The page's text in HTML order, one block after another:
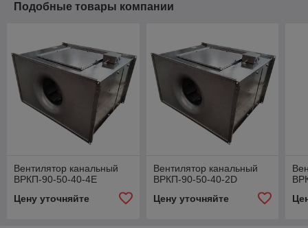
Подобные товары компании
Вентилятор канальный
ВРКП-90-50-40-4E
Цену уточняйте
Вентилятор канальный
ВРКП-90-50-40-2D
Цену уточняйте